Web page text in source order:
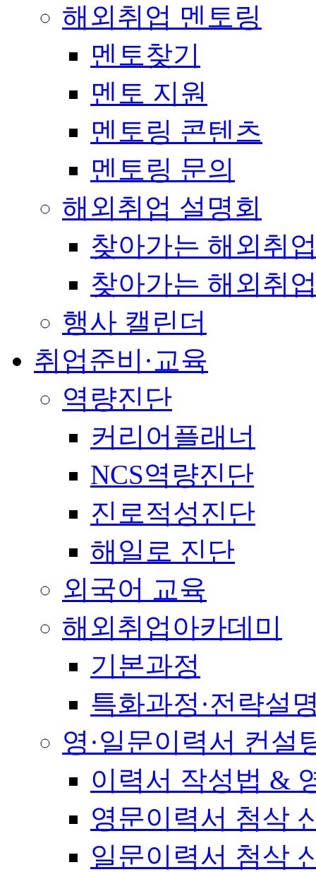
해외취업 멘토링
멘토찾기
멘토 지원
멘토링 콘텐츠
멘토링 문의
해외취업 설명회
찾아가는 해외취
찾아가는 해외취
행사 캘린더
취업준비·교육
역량진단
커리어플래너
NCS역량진단
진로적성진단
해일로 진단
외국어 교육
해외취업아카데미
기본과정
특화과정·전략설
영·일문이력서 컨설
이력서 작성법 &
영문이력서 첨삭
일문이력서 첨삭